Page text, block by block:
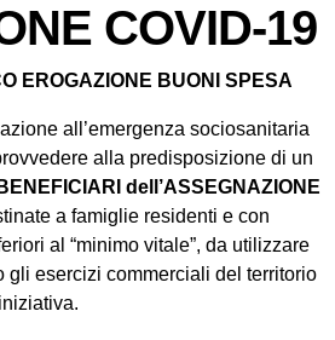
COVID-19
EROGAZIONE BUONI SPESA
all’emergenza sociosanitaria
alla predisposizione di un
dell’ASSEGNAZIONE
a famiglie residenti e con
al “minimo vitale”, da utilizzare
gli esercizi commerciali del territorio